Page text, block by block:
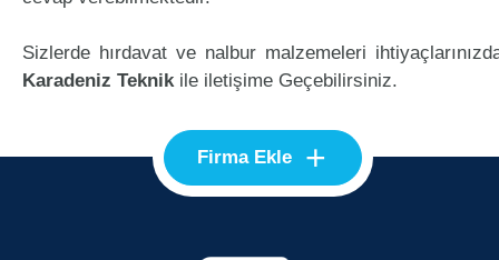
Sizlerde hırdavat ve nalbur malzemeleri
Karadeniz Teknikile iletişime Geçebilirsiniz.
Firma Ekle +